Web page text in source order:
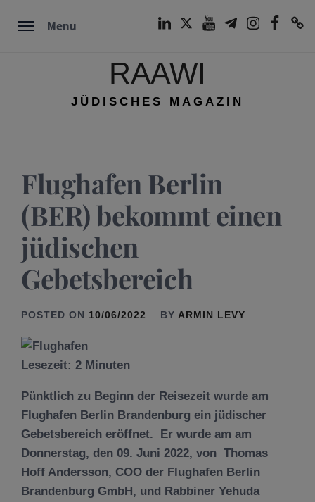
Menu
RAAWI
JÜDISCHES MAGAZIN
Flughafen Berlin
(BER) bekommt einen
jüdischen
Gebetsbereich
POSTED ON 10/06/2022 BY ARMIN LEVY
Lesezeit: 2 Minuten
Pünktlich zu Beginn der Reisezeit wurde am
Flughafen Berlin Brandenburg ein jüdischer
Gebetsbereich eröffnet. Er wurde am am
Donnerstag, den 09. Juni 2022, von Thomas
Hoff Andersson, COO der Flughafen Berlin
Brandenburg GmbH, und Rabbiner Yehuda